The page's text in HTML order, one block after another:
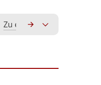
Zu erwerbende